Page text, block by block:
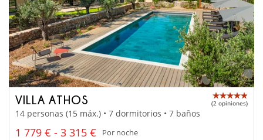
VILLA ATHOS (2 opiniones)
14 personas (15 máx.) • 7 dormitorios • 7 baños
1 779 € - 3 315 €
Por noche